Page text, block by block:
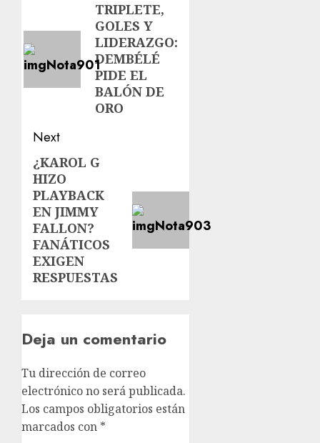
TRIPLETE,
GOLES Y
LIDERAZGO:
DEMBÉLÉ
PIDE EL
BALÓN DE
ORO
Next
¿KAROL G
HIZO
PLAYBACK
EN JIMMY
FALLON?
FANÁTICOS
EXIGEN
RESPUESTAS
Deja un comentario
Tu dirección de correo
electrónico no será publicada.
Los campos obligatorios están
marcados con *